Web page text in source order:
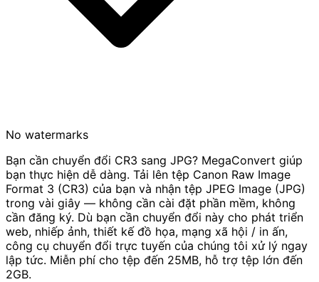
No watermarks
Bạn cần chuyển đổi CR3 sang JPG? MegaConvert giúp
bạn thực hiện dễ dàng. Tải lên tệp Canon Raw Image
Format 3 (CR3) của bạn và nhận tệp JPEG Image (JPG)
trong vài giây — không cần cài đặt phần mềm, không
cần đăng ký. Dù bạn cần chuyển đổi này cho phát triển
web, nhiếp ảnh, thiết kế đồ họa, mạng xã hội / in ấn,
công cụ chuyển đổi trực tuyến của chúng tôi xử lý ngay
lập tức. Miễn phí cho tệp đến 25MB, hỗ trợ tệp lớn đến
2GB.